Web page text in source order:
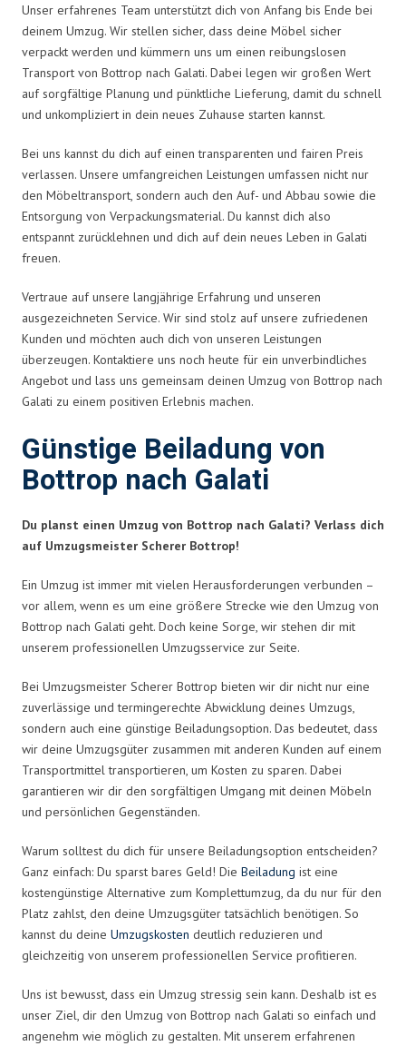
Unser erfahrenes Team unterstützt dich von Anfang bis Ende bei
deinem Umzug. Wir stellen sicher, dass deine Möbel sicher
verpackt werden und kümmern uns um einen reibungslosen
Transport von Bottrop nach Galati. Dabei legen wir großen Wert
auf sorgfältige Planung und pünktliche Lieferung, damit du schnell
und unkompliziert in dein neues Zuhause starten kannst.
Bei uns kannst du dich auf einen transparenten und fairen Preis
verlassen. Unsere umfangreichen Leistungen umfassen nicht nur
den Möbeltransport, sondern auch den Auf- und Abbau sowie die
Entsorgung von Verpackungsmaterial. Du kannst dich also
entspannt zurücklehnen und dich auf dein neues Leben in Galati
freuen.
Vertraue auf unsere langjährige Erfahrung und unseren
ausgezeichneten Service. Wir sind stolz auf unsere zufriedenen
Kunden und möchten auch dich von unseren Leistungen
überzeugen. Kontaktiere uns noch heute für ein unverbindliches
Angebot und lass uns gemeinsam deinen Umzug von Bottrop nach
Galati zu einem positiven Erlebnis machen.
Günstige Beiladung von
Bottrop nach Galati
Du planst einen Umzug von Bottrop nach Galati? Verlass dich
auf Umzugsmeister Scherer Bottrop!
Ein Umzug ist immer mit vielen Herausforderungen verbunden –
vor allem, wenn es um eine größere Strecke wie den Umzug von
Bottrop nach Galati geht. Doch keine Sorge, wir stehen dir mit
unserem professionellen Umzugsservice zur Seite.
Bei Umzugsmeister Scherer Bottrop bieten wir dir nicht nur eine
zuverlässige und termingerechte Abwicklung deines Umzugs,
sondern auch eine günstige Beiladungsoption. Das bedeutet, dass
wir deine Umzugsgüter zusammen mit anderen Kunden auf einem
Transportmittel transportieren, um Kosten zu sparen. Dabei
garantieren wir dir den sorgfältigen Umgang mit deinen Möbeln
und persönlichen Gegenständen.
Warum solltest du dich für unsere Beiladungsoption entscheiden?
Ganz einfach: Du sparst bares Geld! Die Beiladung ist eine
kostengünstige Alternative zum Komplettumzug, da du nur für den
Platz zahlst, den deine Umzugsgüter tatsächlich benötigen. So
kannst du deine Umzugskosten deutlich reduzieren und
gleichzeitig von unserem professionellen Service profitieren.
Uns ist bewusst, dass ein Umzug stressig sein kann. Deshalb ist es
unser Ziel, dir den Umzug von Bottrop nach Galati so einfach und
angenehm wie möglich zu gestalten. Mit unserem erfahrenen